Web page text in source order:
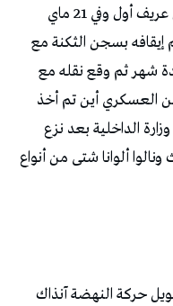
ضابط صف إلى حدود 1991 حيث عمل عريف أول وفي 21 ماي
تم إيقافه بسجن الثكنة مع
شهر ثم وقع نقله مع
العسكري أين تم أخذ
الداخلية بعد نزع
ألوانا شتى من أنواع
حركة النهضة آنذاك